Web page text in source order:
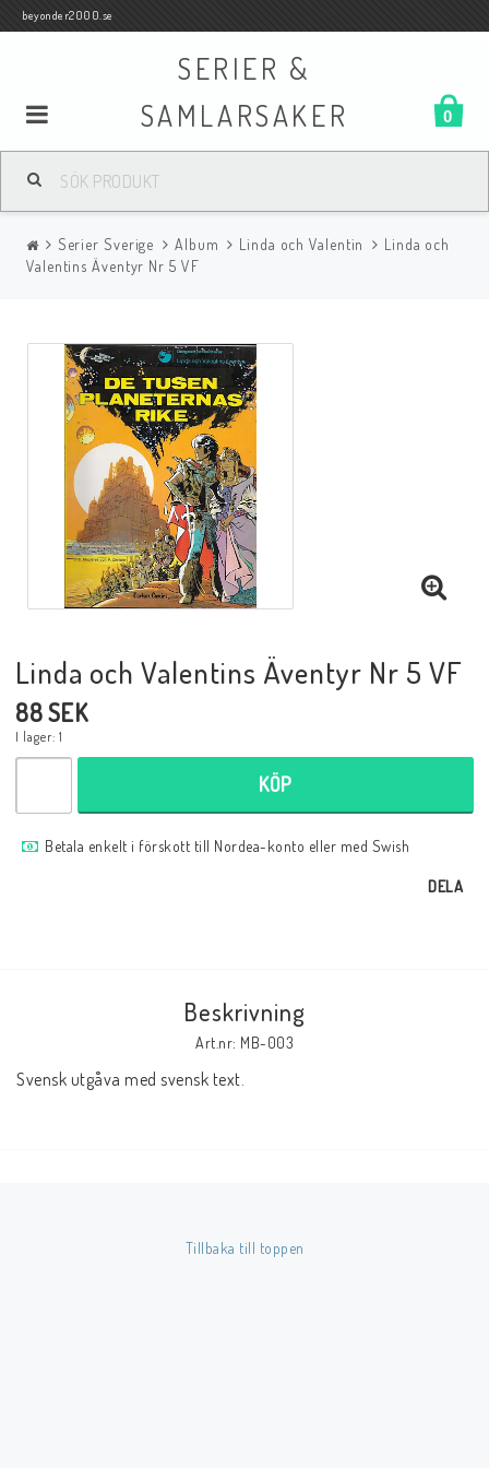
beyonder2000.se
SERIER &
SAMLARSAKER
0
Samlar- och Spelkort
Serier
Böcker
Mynt och Sedlar
Samlartillbehör
Kontaktformulär
Betala enkelt i förskott till konto i Nordea eller med Swish.
Serier Sverige Album Linda och Valentin
Linda och
Valentins Äventyr Nr 5 VF
Linda och Valentins Äventyr Nr 5 VF
88 SEK
I lager: 1
KÖP
Betala enkelt i förskott till Nordea-konto eller med Swish
DELA
Beskrivning
Art.nr: MB-003
Svensk utgåva med svensk text.
Tillbaka till toppen